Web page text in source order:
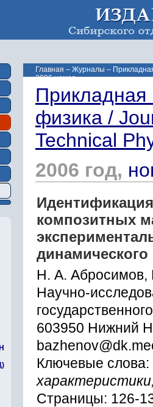
Главная – Журналы –
2006 номер ...
Прикладная
физика /
Technical
2006 год,
Идентификация
композитных
Н. А. Абросимов,
Научно-
603950 Нижний
Ключевые слова:
Страницы: 126-